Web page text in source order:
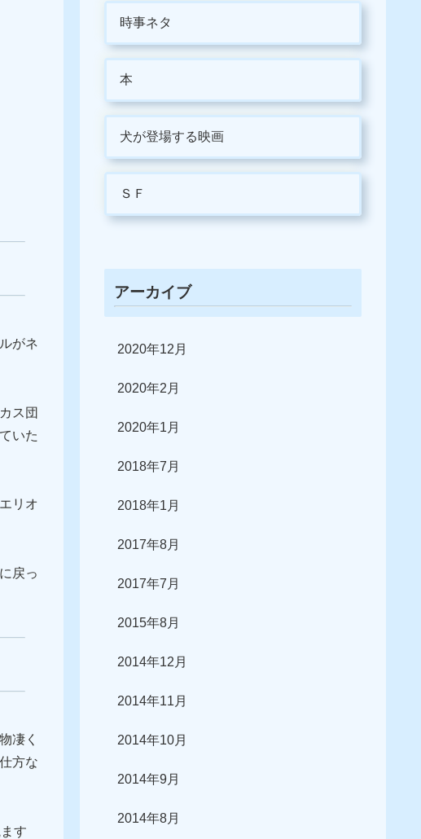
がネ
ス団
いた
リオ
戻っ
凄く
方な
す
時事ネタ
本
犬が登場する映画
ＳＦ
アーカイブ
2020年12月
2020年2月
2020年1月
2018年7月
2018年1月
2017年8月
2017年7月
2015年8月
2014年12月
2014年11月
2014年10月
2014年9月
2014年8月